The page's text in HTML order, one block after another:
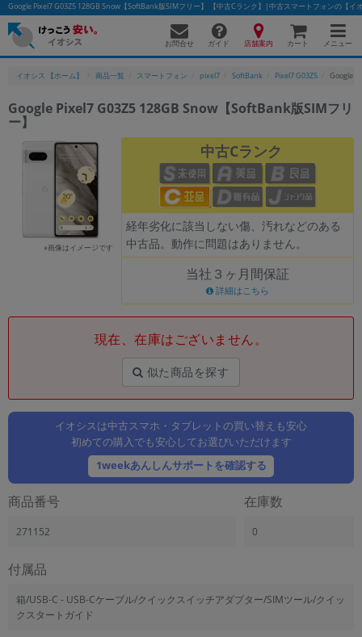
Google Pixel7 G03Z5 128GB Snow【SoftBank版SIMフリー】 【中古Cランク】|中古スマートフォンの【イ
お問合せ ガイド 店舗案内 カート メニュー
イオシス 【ホーム】 商品一覧 スマートフォン pixel7 SoftBank Pixel7 G03Z5 Google
Google Pixel7 G03Z5 128GB Snow【SoftBank版SIMフリ
ー】
※画像はイメージです
中古Cランク
経年劣化に該当しない傷、汚れなどのある
中古品。動作に問題はありません。
当社３ヶ月間保証
詳細はこちら
現在、在庫はございません。
似た商品を探す
イオシスは中古スマホ・タブレットの買い替えも安心
初めての購入でも安心してお選びいただけます
1weekあんしんサポートを確認する
商品番号
271152
在庫数
0
付属品
箱/USB-C - USB-Cケーブル/クイックスイッチアダプター/SIMツール/クイッ
クスタートガイド
フリーワード
除外ワード
人気の検索ワード： Let's note EliteBookMacBook
「スマートフォン」「タブレット」など
製造、販売メーカーの絞り込み
「Apple」「SONY」「SHARP」など
商品の搭載機能による絞り込み
ドライブ
ドライブの絞り込み
ランク
商品状態の絞り込み
CPU